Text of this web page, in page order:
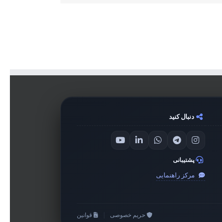
دنبال کنید
پشتیبانی
مرکز راهنمایی
حریم خصوصی قوانین